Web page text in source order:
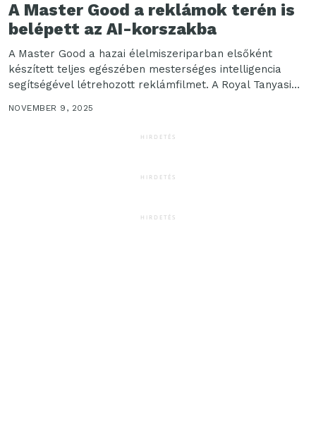
A Master Good a reklámok terén is
belépett az AI-korszakba
A Master Good a hazai élelmiszeriparban elsőként
készített teljes egészében mesterséges intelligencia
segítségével létrehozott reklámfilmet. A Royal Tanyasi
NOVEMBER 9, 2025
HIRDETÉS
HIRDETÉS
HIRDETÉS